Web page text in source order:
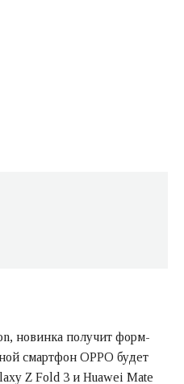
новинка получит форм-
смартфон OPPO будет
Z Fold 3 и Huawei Mate